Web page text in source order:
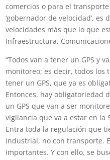
comercios o para el
‘gobernador de velocidad’,
velocidades más que lo que
Infraestructura,
“Todos van a tener un GPS y
monitoreo; es decir, todos los
tener un GPS, que ya es
Entonces, hay obligatoriedad
un GPS que van a ser
vigilancia que va a estar en la
Entra toda la regulación que
industrial, no con transporte.
importantes. Y con ello, se